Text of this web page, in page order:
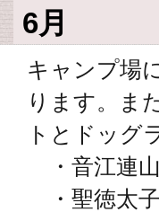
6月
キャンプ場
ります。ま
トとドッグ
・音江連
・聖徳太